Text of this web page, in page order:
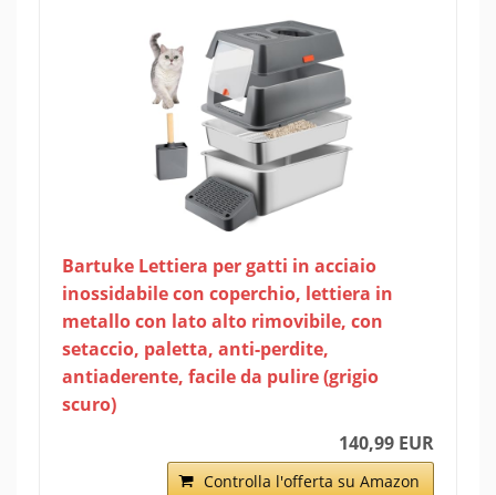
Bartuke Lettiera per gatti in acciaio
inossidabile con coperchio, lettiera in
metallo con lato alto rimovibile, con
setaccio, paletta, anti-perdite,
antiaderente, facile da pulire (grigio
scuro)
140,99 EUR
Controlla l'offerta su Amazon